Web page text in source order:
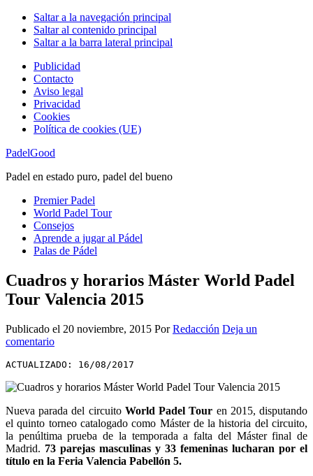
Saltar a la navegación principal
Saltar al contenido principal
Saltar a la barra lateral principal
Publicidad
Contacto
Aviso legal
Privacidad
Cookies
Política de cookies (UE)
PadelGood
Padel en estado puro, padel del bueno
Premier Padel
World Padel Tour
Consejos
Aprende a jugar al Pádel
Palas de Pádel
Cuadros y horarios Máster World Padel
Tour Valencia 2015
Publicado el 20 noviembre, 2015 PorRedacción Deja un
comentario
ACTUALIZADO: 16/08/2017
Nueva parada del circuito World Padel Tour en 2015, disputando
el quinto torneo catalogado como Máster de la historia del circuito,
la penúltima prueba de la temporada a falta del Máster final de
Madrid. 73 parejas masculinas y 33 femeninas lucharan por el
título en la Feria Valencia Pabellón 5.